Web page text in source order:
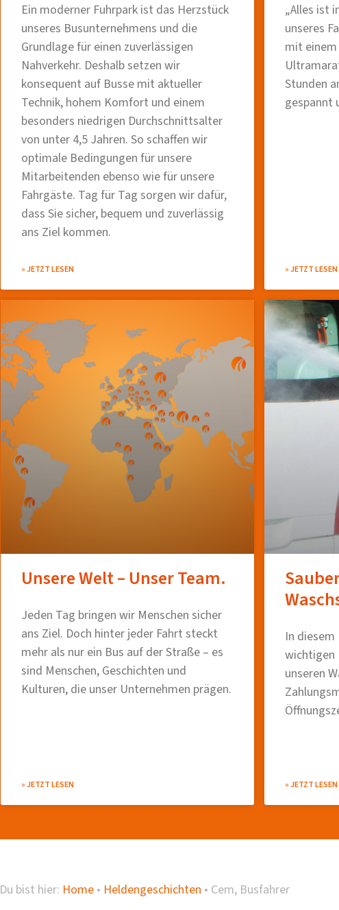
Ein moderner Fuhrpark ist das Herzstück
unseres Busunternehmens und die
Grundlage für einen zuverlässigen
Nahverkehr. Deshalb setzen wir
konsequent auf Busse mit aktueller
Technik, hohem Komfort und einem
besonders niedrigen Durchschnittsalter
von unter 4,5 Jahren. So schaffen wir
optimale Bedingungen für unsere
Mitarbeitenden ebenso wie für unsere
Fahrgäste. Tag für Tag sorgen wir dafür,
dass Sie sicher, bequem und zuverlässig
ans Ziel kommen.
» JETZT LESEN
„Alles ist
unseres
mit
Stunden
gespannt
» JETZT LESEN
Unsere Welt – Unser Team.
Jeden Tag bringen wir Menschen sicher
ans Ziel. Doch hinter jeder Fahrt steckt
mehr als nur ein Bus auf der Straße – es
sind Menschen, Geschichten und
Kulturen, die unser Unternehmen prägen.
» JETZT LESEN
In
wichtigen
unseren
» JETZT LESEN
Du bist hier: Home • Heldengeschichten • Cem, Busfahrer